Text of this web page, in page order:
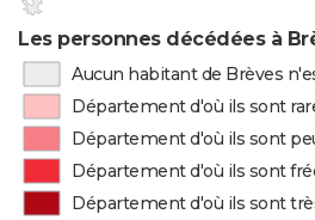
Les personnes décédées à
Aucun habitant de Brèves
Département d'où ils sont
Département d'où ils sont
Département d'où ils sont
Département d'où ils sont